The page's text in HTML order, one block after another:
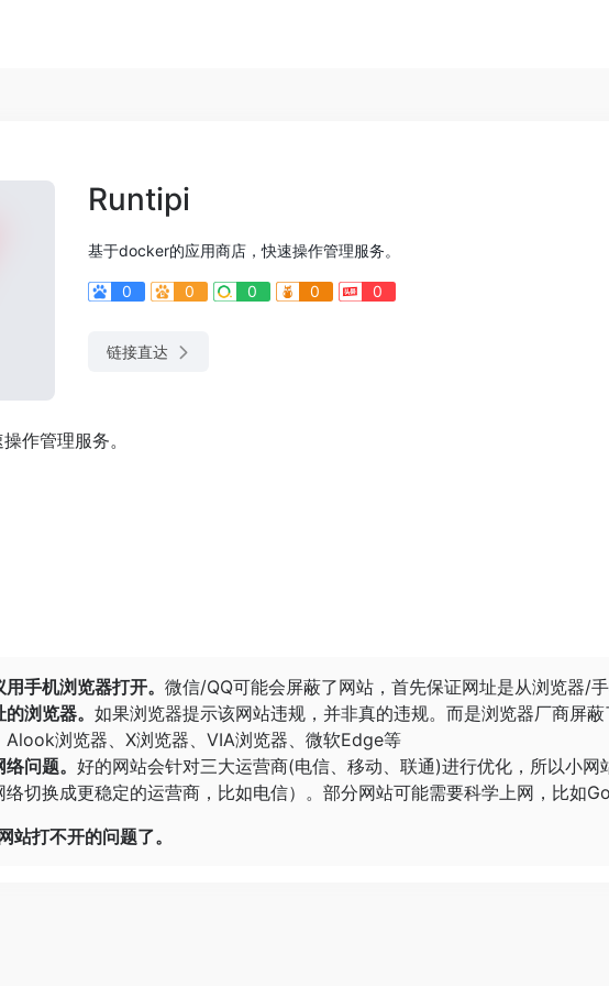
Runtipi
基于docker的应用商店，快速操作管理服务。
0 0 0 0 0
链接直达
作管理服务。
手机浏览器打开。 微信/QQ可能会屏蔽了网站，首先保证网址是从浏览器/手
浏览器。 如果浏览器提示该网站违规，并非真的违规。而是浏览器厂商屏
Alook浏览器 X浏览器 VIA浏览器 微软Edge等
问题。 好的网站会针对三大运营商(电信、移动、联通)进行优化，所以小
络切换成更稳定的运营商，比如电信）。部分网站可能需要科学上网，比如
打不开的问题了。